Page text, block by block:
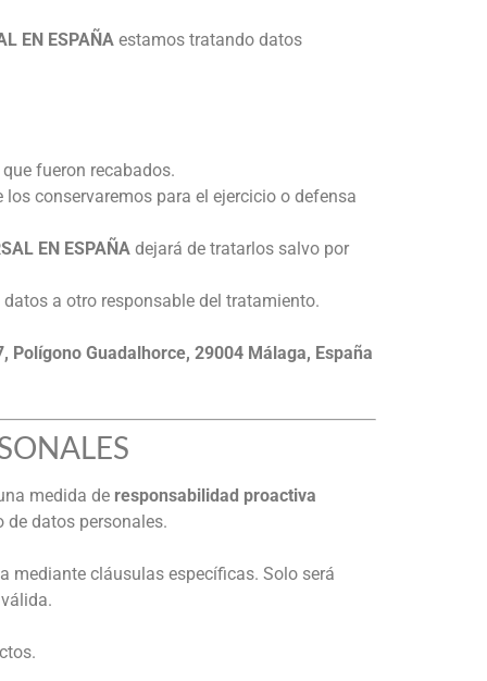
EN ESPAÑA estamos tratando datos
fueron recabados.
conservaremos para el ejercicio o defensa
EN ESPAÑA dejará de tratarlos salvo por
a otro responsable del tratamiento.
Polígono Guadalhorce, 29004 Málaga, España
medida de responsabilidad proactiva
datos personales.
mediante cláusulas específicas. Solo será